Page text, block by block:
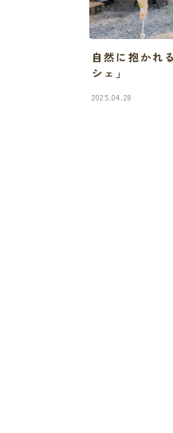
自然に抱かれ
シェ」
2025.04.28